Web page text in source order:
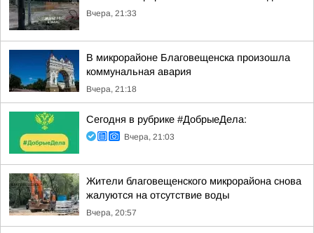
Вчера, 21:33
В микрорайоне Благовещенска произошла
коммунальная авария
Вчера, 21:18
Сегодня в рубрике #ДобрыеДела:
Вчера, 21:03
Жители благовещенского микрорайона снова
жалуются на отсутствие воды
Вчера, 20:57